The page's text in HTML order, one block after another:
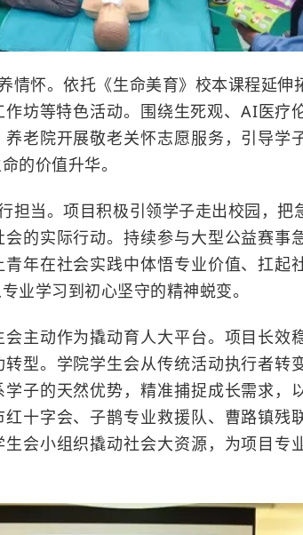
情怀。依托《生命美育》校本课程延伸
坊等特色活动。围绕生死观、AI医疗
老院开展敬老关怀志愿服务，引导学
的价值升华。
担当。项目积极引领学子走出校园，把
的实际行动。持续参与大型公益赛事
年在社会实践中体悟专业价值、扛起
业学习到初心坚守的精神蜕变。
主动作为撬动育人大平台。项目长效
型。学院学生会从传统活动执行者转
子的天然优势，精准捕捉成长需求，
十字会、子鹊专业救援队、曹路镇残
会小组织撬动社会大资源，为项目专